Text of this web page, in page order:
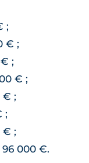
;
€ ;
;
€ ;
€ ;
;
€ ;
000 €.